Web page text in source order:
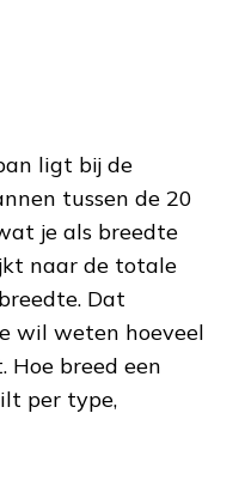
ligt bij de
tussen de 20
je als breedte
naar de totale
Dat
wil weten hoeveel
Hoe breed een
per type,